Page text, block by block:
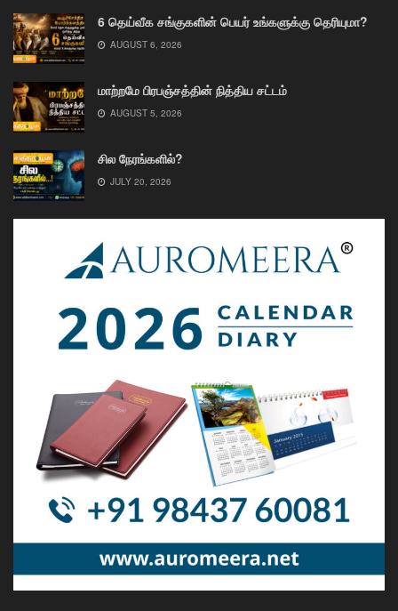
6 தெய்வீக சங்குகளின் பெயர் உங்களுக்கு தெரியுமா?
AUGUST 6, 2026
மாற்றமே பிரபஞ்சத்தின் நித்திய சட்டம்
AUGUST 5, 2026
சில நேரங்களில்?
JULY 20, 2026